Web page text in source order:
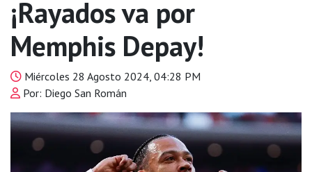
¡Rayados va por
Memphis Depay!
Miércoles 28 Agosto 2024, 04:28 PM
Por: Diego San Román